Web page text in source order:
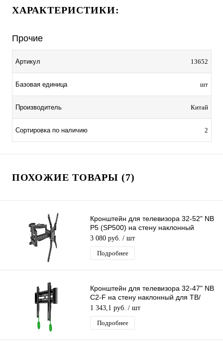
ХАРАКТЕРИСТИКИ:
Прочие
Артикул 13652
Базовая единица шт
Производитель Китай
Сортировка по наличию 2
ПОХОЖИЕ ТОВАРЫ (7)
Кронштейн для телевизора 32-52" NB
P5 (SP500) на стену наклонный
поворотный для ТВ/Монитора
3 080 руб. / шт
Подробнее
Кронштейн для телевизора 32-47" NB
C2-F на стену наклонный для ТВ/
Монитора до 45,5кг
1 343,1 руб. / шт
Подробнее